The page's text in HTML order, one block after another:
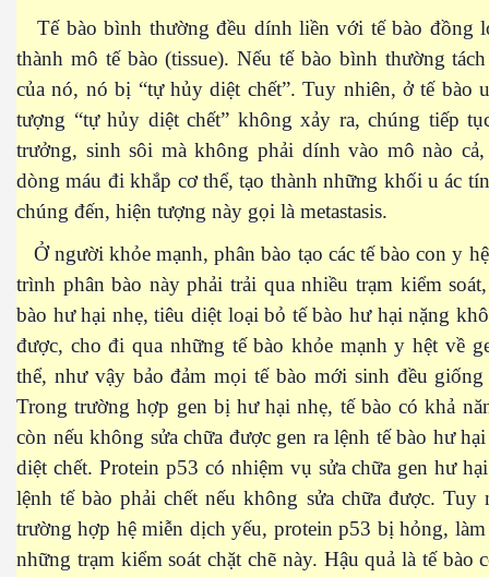
Tế bào bình thường đều dính liền với tế bào đồng
thành mô tế bào (tissue). Nếu tế bào bình thường
của nó, nó bị “tự hủy diệt chết”. Tuy nhiên, ở tế bào
tượng “tự hủy diệt chết” không xảy ra, chúng tiếp
trưởng, sinh sôi mà không phải dính vào mô nào
dòng máu đi khắp cơ thể, tạo thành những khối u ác
chúng đến, hiện tượng này gọi là metastasis.
Ở người khỏe mạnh, phân bào tạo các tế bào con y
trình phân bào này phải trải qua nhiều trạm kiểm
bào hư hại nhẹ, tiêu diệt loại bỏ tế bào hư hại nặng
được, cho đi qua những tế bào khỏe mạnh y hệt về
thể, như vậy bảo đảm mọi tế bào mới sinh đều
Trong trường hợp gen bị hư hại nhẹ, tế bào có khả
còn nếu không sửa chữa được gen ra lệnh tế bào hư
diệt chết. Protein p53 có nhiệm vụ sửa chữa gen hư
lệnh tế bào phải chết nếu không sửa chữa được. Tuy
trường hợp hệ miễn dịch yếu, protein p53 bị hỏng,
những trạm kiểm soát chặt chẽ này. Hậu quả là tế bào
Mers-CoV
sức khỏe
- Phần 1